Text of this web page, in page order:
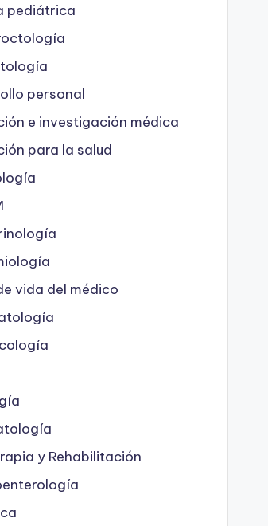
pediátrica
personal
e investigación médica
para la salud
vida del médico
y Rehabilitación